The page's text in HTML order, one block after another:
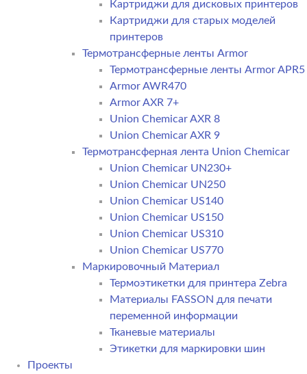
Картриджи для дисковых принтеров
Картриджи для старых моделей
принтеров
Термотрансферные ленты Armor
Термотрансферные ленты Armor APR5
Armor AWR470
Armor AXR 7+
Union Chemicar AXR 8
Union Chemicar AXR 9
Термотрансферная лента Union Chemicar
Union Chemicar UN230+
Union Chemicar UN250
Union Chemicar US140
Union Chemicar US150
Union Chemicar US310
Union Chemicar US770
Маркировочный Материал
Термоэтикетки для принтера Zebra
Материалы FASSON для печати
переменной информации
Тканевые материалы
Этикетки для маркировки шин
Проекты